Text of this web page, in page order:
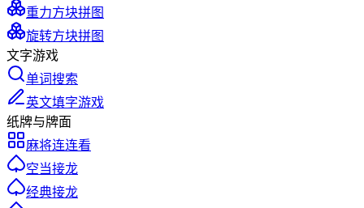
重力方块拼图
旋转方块拼图
文字游戏
单词搜索
英文填字游戏
纸牌与牌面
麻将连连看
空当接龙
经典接龙